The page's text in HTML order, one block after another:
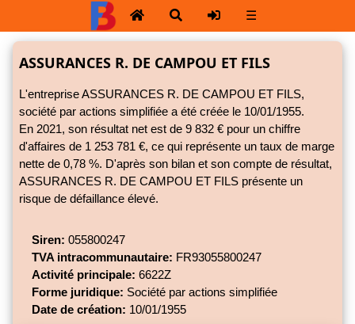
☰
ASSURANCES R. DE CAMPOU ET FILS
L'entreprise ASSURANCES R. DE CAMPOU ET FILS,
société par actions simplifiée a été créée le 10/01/1955.
En 2021, son résultat net est de 9 832 € pour un chiffre
d'affaires de 1 253 781 €, ce qui représente un taux de marge
nette de 0,78 %. D'après son bilan et son compte de résultat,
ASSURANCES R. DE CAMPOU ET FILS présente un
risque de défaillance élevé.
Siren: 055800247
TVA intracommunautaire: FR93055800247
Activité principale: 6622Z
Forme juridique: Société par actions simplifiée
Date de création: 10/01/1955